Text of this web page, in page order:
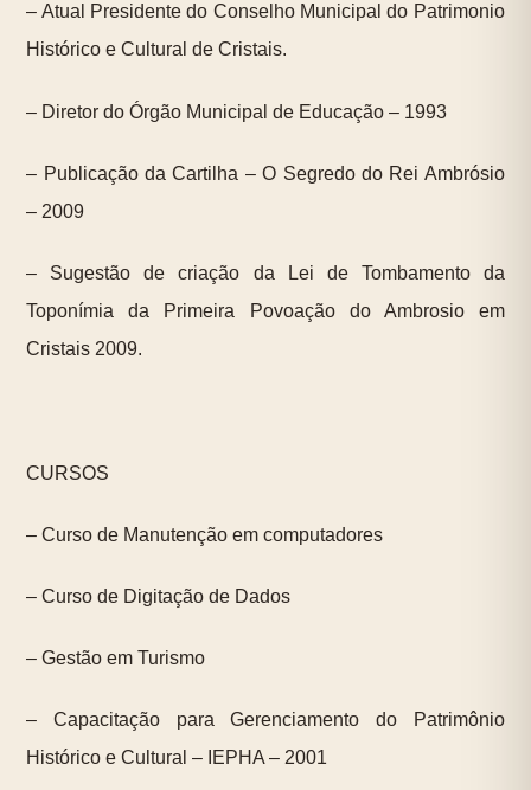
– Atual Presidente do Conselho Municipal do Patrimonio
Histórico e Cultural de Cristais.
– Diretor do Órgão Municipal de Educação – 1993
– Publicação da Cartilha – O Segredo do Rei Ambrósio
– 2009
– Sugestão de criação da Lei de Tombamento da
Toponímia da Primeira Povoação do Ambrosio em
Cristais 2009.
CURSOS
– Curso de Manutenção em computadores
– Curso de Digitação de Dados
– Gestão em Turismo
– Capacitação para Gerenciamento do Patrimônio
Histórico e Cultural – IEPHA – 2001